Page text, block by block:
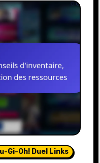
Gi-Oh! Duel Links